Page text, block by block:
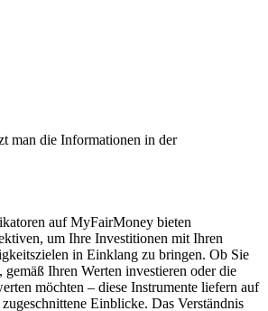
man die Informationen in der
auf MyFairMoney bieten
um Ihre Investitionen mit Ihren
in Einklang zu bringen. Ob Sie
Ihren Werten investieren oder die
möchten – diese Instrumente liefern auf
Einblicke. Das Verständnis